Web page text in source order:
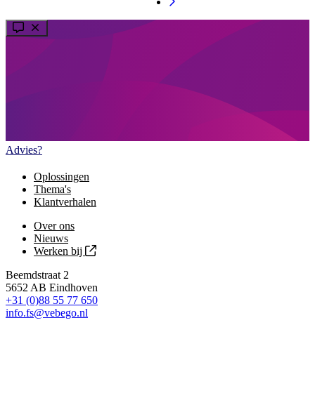
Advies?
Oplossingen
Thema's
Klantverhalen
Over ons
Nieuws
Werken bij
Beemdstraat 2
5652 AB Eindhoven
+31 (0)88 55 77 650
info.fs@vebego.nl